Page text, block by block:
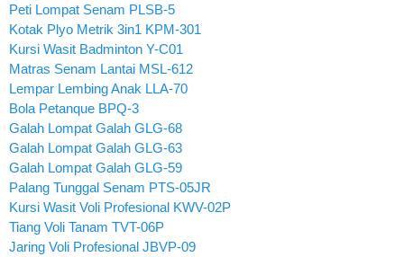
Peti Lompat Senam PLSB-5
Kotak Plyo Metrik 3in1 KPM-301
Kursi Wasit Badminton Y-C01
Matras Senam Lantai MSL-612
Lempar Lembing Anak LLA-70
Bola Petanque BPQ-3
Galah Lompat Galah GLG-68
Galah Lompat Galah GLG-63
Galah Lompat Galah GLG-59
Palang Tunggal Senam PTS-05JR
Kursi Wasit Voli Profesional KWV-02P
Tiang Voli Tanam TVT-06P
Jaring Voli Profesional JBVP-09